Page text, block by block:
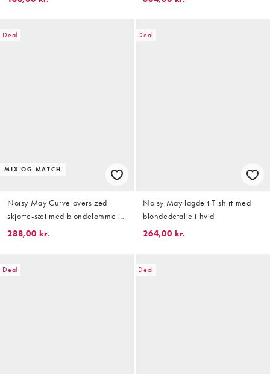
Deal
MIX OG MATCH
Noisy May Curve oversized
skjorte-sæt med blondelomme i
chocolate
288,00 kr.
Deal
Noisy May lagdelt T-shirt med
blondedetalje i hvid
264,00 kr.
Deal Deal